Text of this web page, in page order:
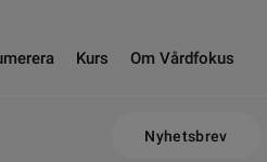
Kurs Om Vårdfokus
Nyhetsbrev